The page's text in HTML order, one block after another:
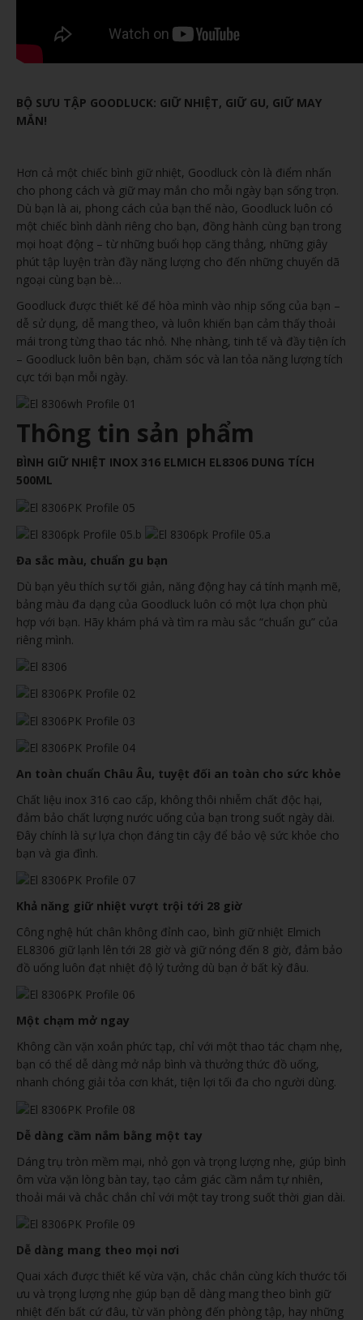
BỘ SƯU TẬP GOODLUCK: GIỮ NHIỆT, GIỮ GU, GIỮ MAY
MẮN!
Hơn cả một chiếc bình giữ nhiệt, Goodluck còn là điểm nhấn
cho phong cách và giữ may mắn cho mỗi ngày bạn sống trọn.
Dù bạn là ai, phong cách của bạn thế nào, Goodluck luôn có
một chiếc bình dành riêng cho bạn, đồng hành cùng bạn trong
mọi hoạt động – từ những buổi họp căng thẳng, những giây
phút tập luyện tràn đầy năng lượng cho đến những chuyến dã
ngoại cùng bạn bè…
Goodluck được thiết kế để hòa mình vào nhịp sống của bạn –
dễ sử dụng, dễ mang theo, và luôn khiến bạn cảm thấy thoải
mái trong từng thao tác nhỏ. Nhẹ nhàng, tinh tế và đầy tiện ích
– Goodluck luôn bên bạn, chăm sóc và lan tỏa năng lượng tích
cực tới bạn mỗi ngày.
Thông tin sản phẩm
BÌNH GIỮ NHIỆT INOX 316 ELMICH EL8306 DUNG TÍCH
500ML
Đa sắc màu, chuẩn gu bạn
Dù bạn yêu thích sự tối giản, năng động hay cá tính mạnh mẽ,
bảng màu đa dạng của Goodluck luôn có một lựa chọn phù
hợp với bạn. Hãy khám phá và tìm ra màu sắc “chuẩn gu” của
riêng mình.
An toàn chuẩn Châu Âu, tuyệt đối an toàn cho sức khỏe
Chất liệu inox 316 cao cấp, không thôi nhiễm chất độc hại,
đảm bảo chất lượng nước uống của bạn trong suốt ngày dài.
Đây chính là sự lựa chọn đáng tin cậy để bảo vệ sức khỏe cho
bạn và gia đình.
Khả năng giữ nhiệt vượt trội tới 28 giờ
Công nghệ hút chân không đỉnh cao, bình giữ nhiệt Elmich
EL8306 giữ lạnh lên tới 28 giờ và giữ nóng đến 8 giờ, đảm bảo
đồ uống luôn đạt nhiệt độ lý tưởng dù bạn ở bất kỳ đâu.
Một chạm mở ngay
Không cần vặn xoắn phức tạp, chỉ với một thao tác chạm nhẹ,
bạn có thể dễ dàng mở nắp bình và thưởng thức đồ uống,
nhanh chóng giải tỏa cơn khát, tiện lợi tối đa cho người dùng.
Dễ dàng cầm nắm bằng một tay
Dáng trụ tròn mềm mại, nhỏ gọn và trọng lượng nhẹ, giúp bình
ôm vừa vặn lòng bàn tay, tạo cảm giác cầm nắm tự nhiên,
thoải mái và chắc chắn chỉ với một tay trong suốt thời gian dài.
Dễ dàng mang theo mọi nơi
Quai xách được thiết kế vừa vặn, chắc chắn cùng kích thước tối
ưu và trọng lượng nhẹ giúp bạn dễ dàng mang theo bình giữ
nhiệt đến bất cứ đâu, từ văn phòng đến phòng tập, hay những